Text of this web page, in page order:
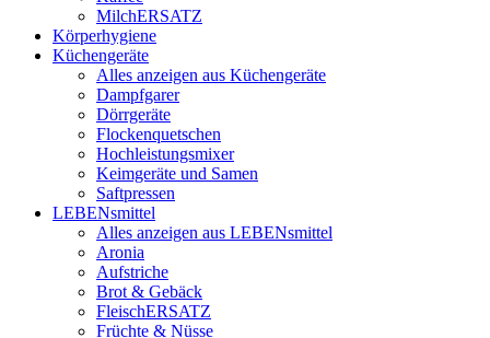
MilchERSATZ
Körperhygiene
Küchengeräte
Alles anzeigen aus Küchengeräte
Dampfgarer
Dörrgeräte
Flockenquetschen
Hochleistungsmixer
Keimgeräte und Samen
Saftpressen
LEBENsmittel
Alles anzeigen aus LEBENsmittel
Aronia
Aufstriche
Brot & Gebäck
FleischERSATZ
Früchte & Nüsse